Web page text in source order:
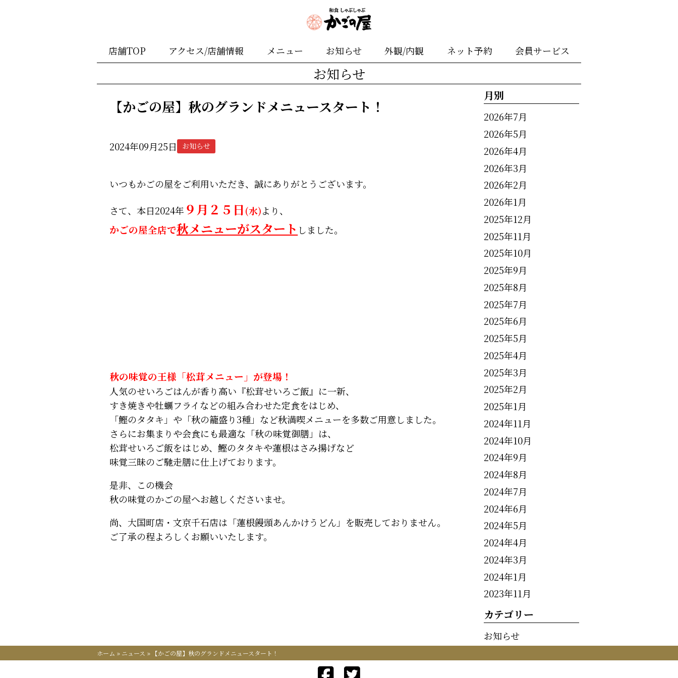
店舗TOP アクセス/店舗情報 メニュー お知らせ 外観/内観 ネット予約 会員サービス
お知らせ
【かごの屋】秋のグランドメニュースタート！
2024年09月25日 お知らせ
いつもかごの屋をご利用いただき、誠にありがとうございます。
さて、本日2024年 ９月２５日(水)より、
かごの屋全店で秋メニューがスタート しました。
秋の味覚の王様「松茸メニュー」が登場！
人気のせいろごはんが香り高い『松茸せいろご飯』に一新、
すき焼きや牡蠣フライなどの組み合わせた定食をはじめ、
「鰹のタタキ」や「秋の籠盛り3種」など秋満喫メニューを多数ご用意しました。
さらにお集まりや会食にも最適な「秋の味覚御膳」は、
松茸せいろご飯をはじめ、鰹のタタキや蓮根はさみ揚げなど
味覚三昧のご馳走膳に仕上げております。
是非、この機会
秋の味覚のかごの屋へお越しくださいませ。
尚、大国町店・文京千石店は「蓮根饅頭あんかけうどん」を販売しておりません。
ご了承の程よろしくお願いいたします。
月別
2026年7月
2026年5月
2026年4月
2026年3月
2026年2月
2026年1月
2025年12月
2025年11月
2025年10月
2025年9月
2025年8月
2025年7月
2025年6月
2025年5月
2025年4月
2025年3月
2025年2月
2025年1月
2024年11月
2024年10月
2024年9月
2024年8月
2024年7月
2024年6月
2024年5月
2024年4月
2024年3月
2024年1月
2023年11月
カテゴリー
お知らせ
ホーム » ニュース » 【かごの屋】秋のグランドメニュースタート！